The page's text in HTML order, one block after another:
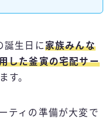
誕生日に家族みんな
した釜寅の宅配サー
す。
ティの準備が大変で